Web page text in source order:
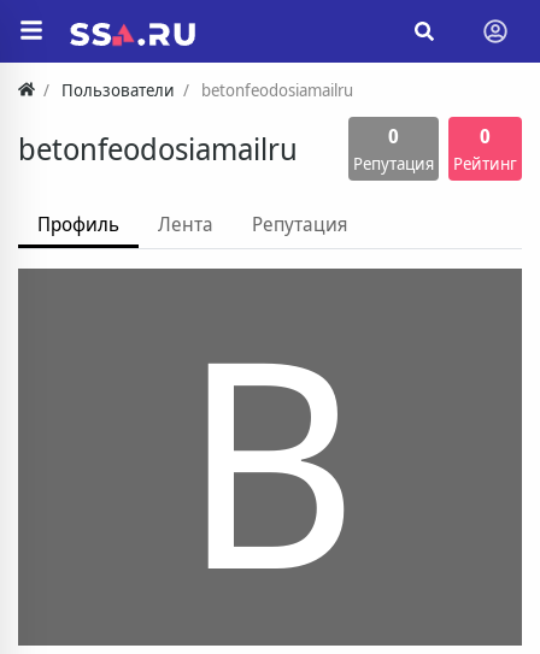
Пользователи betonfeodosiamailru
betonfeodosiamailru 0
Репутация
0
Рейтинг
Профиль Лента Репутация
B